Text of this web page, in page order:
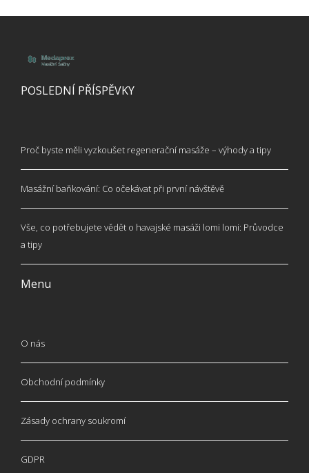
POSLEDNÍ PŘÍSPĚVKY
Proč byste měli vyzkoušet regenerační masáže – výhody a tipy
Masážní baňkování: Co očekávat při první návštěvě
Vše, co potřebujete vědět o havajské masáži lomi lomi: Průvodce
a tipy
Menu
O nás
Obchodní podmínky
Zásady ochrany soukromí
GDPR